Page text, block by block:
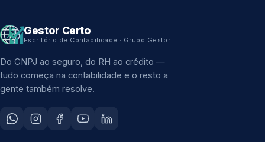
Gestor Certo
Escritório de Contabilidade · Grupo Gestor
Do CNPJ ao seguro, do RH ao crédito —
tudo começa na contabilidade e o resto a
gente também resolve.